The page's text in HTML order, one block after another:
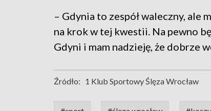
– Gdynia to zespół waleczny, ale
na krok w tej kwestii. Na pewno
Gdyni i mam nadzieję, że dobrze
Źródło: 1 Klub Sportowy Ślęza Wrocław